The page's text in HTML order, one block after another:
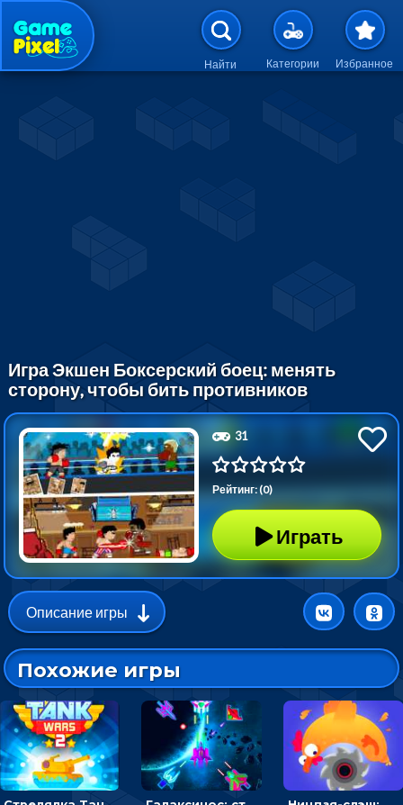
Перейти к основному
Найти Категории Избранное
Игра Экшен Боксерский боец: менять
сторону, чтобы бить противников
31
Рейтинг: (0)
Играть
Описание игры
Похожие игры